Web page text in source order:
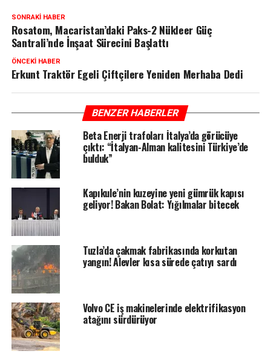
SONRAKI HABER
Rosatom, Macaristan’daki Paks-2 Nükleer Güç
Santrali’nde İnşaat Sürecini Başlattı
ÖNCEKI HABER
Erkunt Traktör Egeli Çiftçilere Yeniden Merhaba Dedi
BENZER HABERLER
Beta Enerji trafoları İtalya’da görücüye
çıktı: “İtalyan-Alman kalitesini Türkiye’de
bulduk”
Kapıkule’nin kuzeyine yeni gümrük kapısı
geliyor! Bakan Bolat: Yığılmalar bitecek
Tuzla’da çakmak fabrikasında korkutan
yangın! Alevler kısa sürede çatıyı sardı
Volvo CE iş makinelerinde elektrifikasyon
atağını sürdürüyor